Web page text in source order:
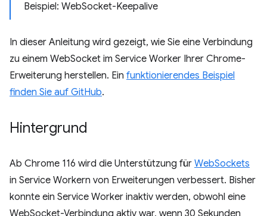
Beispiel: WebSocket-Keepalive
In dieser Anleitung wird gezeigt, wie Sie eine Verbindung
zu einem WebSocket im Service Worker Ihrer Chrome-
Erweiterung herstellen. Ein funktionierendes Beispiel
finden Sie auf GitHub.
Hintergrund
Ab Chrome 116 wird die Unterstützung für WebSockets
in Service Workern von Erweiterungen verbessert. Bisher
konnte ein Service Worker inaktiv werden, obwohl eine
WebSocket-Verbindung aktiv war, wenn 30 Sekunden